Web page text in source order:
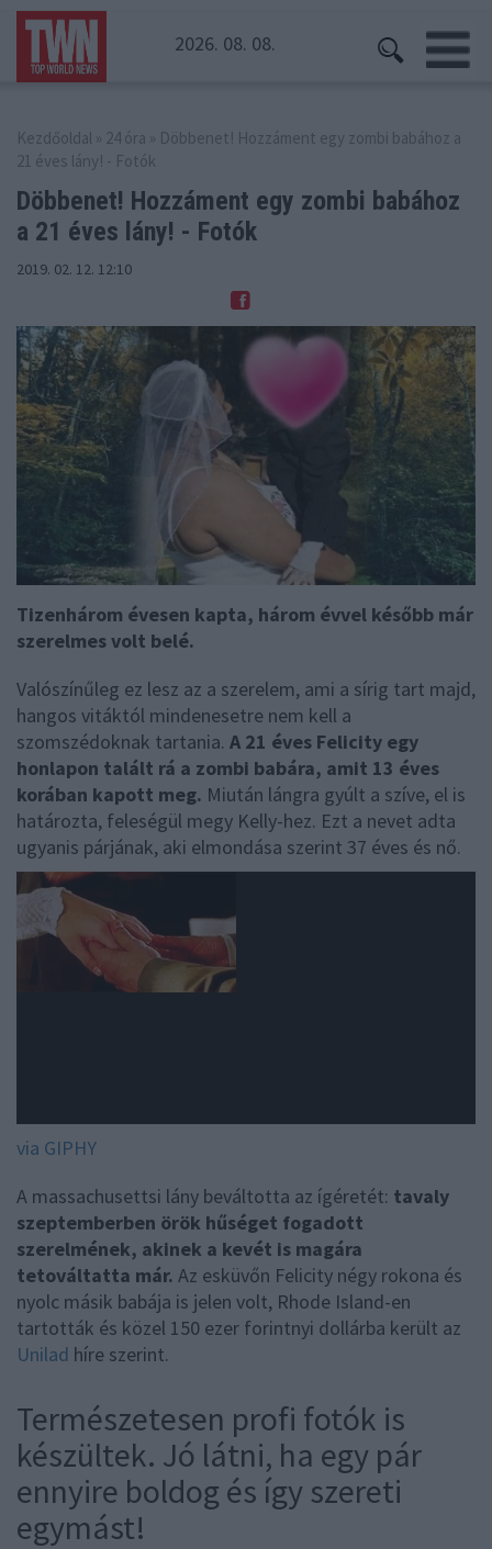
2026. 08. 08.
Kezdőoldal » 24 óra » Döbbenet! Hozzáment egy zombi babához a
21 éves lány! - Fotók
Döbbenet! Hozzáment egy zombi babához
a 21 éves lány! - Fotók
2019. 02. 12. 12:10
Tizenhárom évesen kapta, három évvel később már
szerelmes volt belé.
Valószínűleg ez lesz az a szerelem, ami a sírig tart majd,
hangos vitáktól mindenesetre nem kell a
szomszédoknak tartania. A 21 éves Felicity egy
honlapon talált rá a zombi babára, amit 13 éves
korában kapott meg. Miután lángra gyúlt a szíve, el is
határozta, feleségül megy Kelly-hez. Ezt a nevet adta
ugyanis párjának, aki elmondása szerint 37 éves és nő.
via GIPHY
A massachusettsi lány beváltotta az ígéretét: tavaly
szeptemberben örök hűséget fogadott
szerelmének, akinek a kevét is magára
tetováltatta már. Az esküvőn Felicity négy rokona és
nyolc másik babája is jelen volt, Rhode Island-en
tartották és közel 150 ezer forintnyi dollárba került az
Unilad híre szerint.
Természetesen profi fotók is
készültek. Jó látni, ha egy pár
ennyire boldog és így szereti
egymást!